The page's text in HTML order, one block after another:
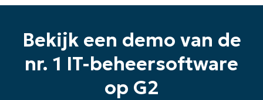
Bekijk een demo van de
nr. 1 IT-beheersoftware
op G2
Geen creditcard nodig, volledige toegang tot alle
functies
and
last